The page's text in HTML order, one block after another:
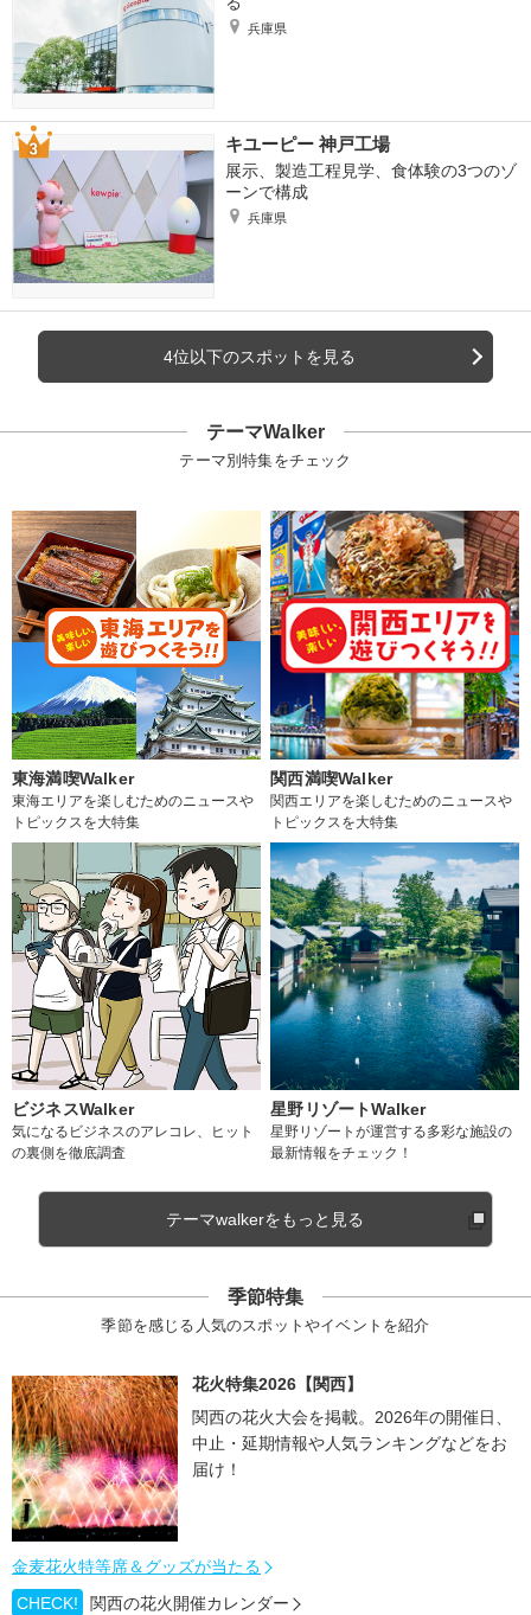
兵庫県
キユーピー 神戸工場
展示、製造工程見学、食体験の3つのゾ
ーンで構成
兵庫県
4位以下のスポットを見る
テーマWalker
テーマ別特集をチェック
東海満喫Walker
東海エリアを楽しむためのニュースや
トピックスを大特集
関西満喫Walker
関西エリアを楽しむためのニュースや
トピックスを大特集
ビジネスWalker
気になるビジネスのアレコレ、ヒット
の裏側を徹底調査
星野リゾートWalker
星野リゾートが運営する多彩な施設の
最新情報をチェック！
テーマwalkerをもっと見る
季節特集
季節を感じる人気のスポットやイベントを紹介
花火特集2026【関西】
関西の花火大会を掲載。2026年の開催日、
中止・延期情報や人気ランキングなどをお
届け！
金麦花火特等席＆グッズが当たる
CHECK!
関西の花火開催カレンダー